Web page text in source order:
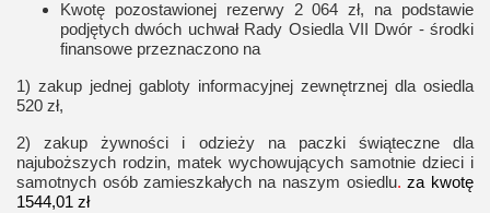
Kwotę pozostawionej rezerwy 2 064 zł, na podstawie
podjętych dwóch uchwał Rady Osiedla VII Dwór - środki
finansowe przeznaczono na
1) zakup jednej gabloty informacyjnej zewnętrznej dla osiedla
520 zł,
2) zakup żywności i odzieży na paczki świąteczne dla
najuboższych rodzin, matek wychowujących samotnie dzieci i
samotnych osób zamieszkałych na naszym osiedlu.za kwotę
1544,01 zł